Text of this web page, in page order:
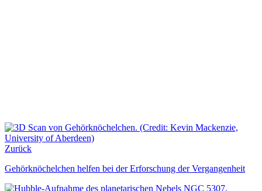
Zurück
Gehörknöchelchen helfen bei der Erforschung der Vergangenheit